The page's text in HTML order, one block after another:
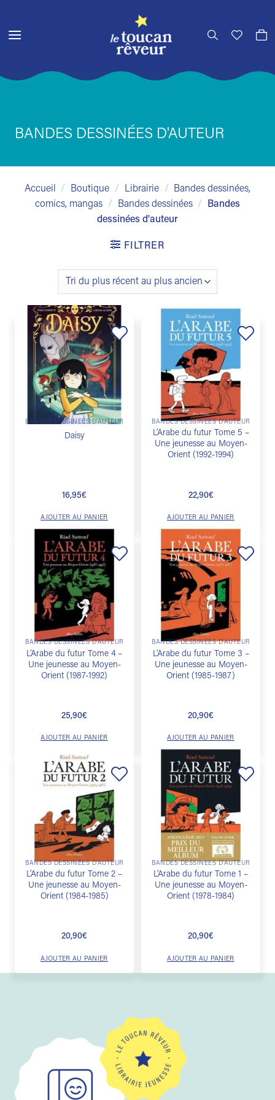
contenu
BANDES DESSINÉES D'AUTEUR
Accueil / Boutique / Librairie /
Bandes dessinées,
comics, mangas
/ Bandes dessinées /
Bandes
dessinées d'auteur
FILTRER
Ajouter
liste de
souhaits
BANDES DESSINÉES D'AUTEUR
Daisy
16,95€
AJOUTER AU PANIER
liste de
BANDES DESSINÉES D'AUTEUR
L’Arabe du futur Tome 5 –
Une jeunesse au Moyen-
Orient (1992-1994)
22,90€
AJOUTER AU PANIER
liste de
BANDES DESSINÉES D'AUTEUR
L’Arabe du futur Tome 4 –
Une jeunesse au Moyen-
Orient (1987-1992)
25,90€
AJOUTER AU PANIER
BANDES DESSINÉES D'AUTEUR
L’Arabe du futur Tome 3 –
Une jeunesse au Moyen-
Orient (1985-1987)
20,90€
AJOUTER AU PANIER
Ajouter
liste de
souhaits
BANDES DESSINÉES D'AUTEUR
L’Arabe du futur Tome 2 –
Une jeunesse au Moyen-
Orient (1984-1985)
20,90€
AJOUTER AU PANIER
BANDES DESSINÉES D'AUTEUR
L’Arabe du futur Tome 1 –
Une jeunesse au Moyen-
Orient (1978-1984)
20,90€
AJOUTER AU PANIER